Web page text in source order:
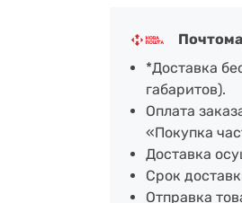
*Доставка
габаритов).
Оплата
«Покупка
Доставка
Срок
Отправка